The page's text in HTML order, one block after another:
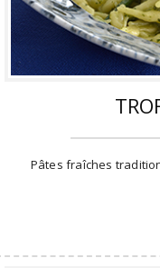
Pâtes fraîches